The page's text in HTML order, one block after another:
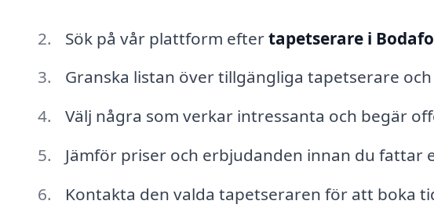
Sök på vår plattform eftertapetserare i
Granska listan över tillgängliga tapetserare
Välj några som verkar intressanta och begär
Jämför priser och erbjudanden innan du fattar
Kontakta den valda tapetseraren för att boka